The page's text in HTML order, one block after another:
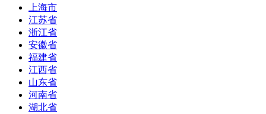
上海市
江苏省
浙江省
安徽省
福建省
江西省
山东省
河南省
湖北省